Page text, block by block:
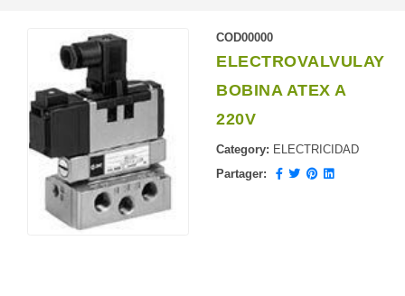
RÉFÉRENCES
NOUVELLES
DEMANDEZ UN DEVIS
COD00000
ELECTROVALVULAY
BOBINA ATEX A
220V
Category: ELECTRICIDAD
Partager: